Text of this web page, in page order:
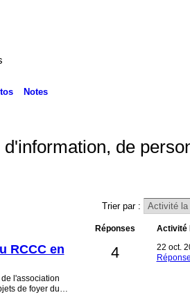
Notes
de
Trier par :
Réponses Activité
RCCC en
l'association
de foyer du…
4
22 oct.